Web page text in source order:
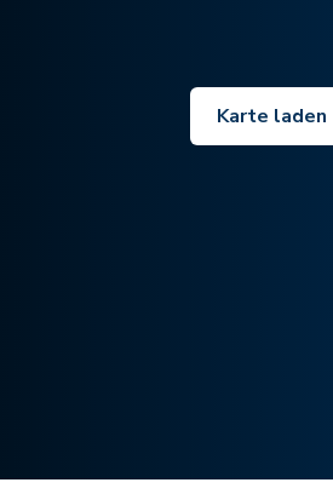
Karte laden